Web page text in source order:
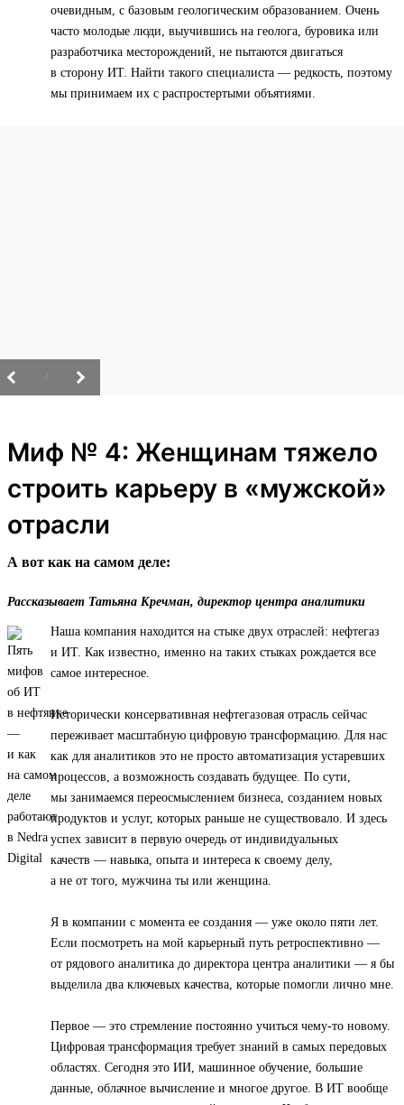
очевидным, с базовым геологическим образованием. Очень
часто молодые люди, выучившись на геолога, буровика или
разработчика месторождений, не пытаются двигаться
в сторону ИТ. Найти такого специалиста — редкость, поэтому
мы принимаем их с распростертыми объятиями.
Миф № 4: Женщинам тяжело
строить карьеру в «мужской»
отрасли
А вот как на самом деле:
Рассказывает Татьяна Кречман, директор центра аналитики
Наша компания находится на стыке двух отраслей: нефтегаз
и ИТ. Как известно, именно на таких стыках рождается все
самое интересное.
Исторически консервативная нефтегазовая отрасль сейчас
переживает масштабную цифровую трансформацию. Для нас
как для аналитиков это не просто автоматизация устаревших
процессов, а возможность создавать будущее. По сути,
мы занимаемся переосмыслением бизнеса, созданием новых
продуктов и услуг, которых раньше не существовало. И здесь
успех зависит в первую очередь от индивидуальных
качеств — навыка, опыта и интереса к своему делу,
а не от того, мужчина ты или женщина.
Я в компании с момента ее создания — уже около пяти лет.
Если посмотреть на мой карьерный путь ретроспективно —
от рядового аналитика до директора центра аналитики — я бы
выделила два ключевых качества, которые помогли лично мне.
Первое — это стремление постоянно учиться чему-то новому.
Цифровая трансформация требует знаний в самых передовых
областях. Сегодня это ИИ, машинное обучение, большие
данные, облачное вычисление и многое другое. В ИТ вообще